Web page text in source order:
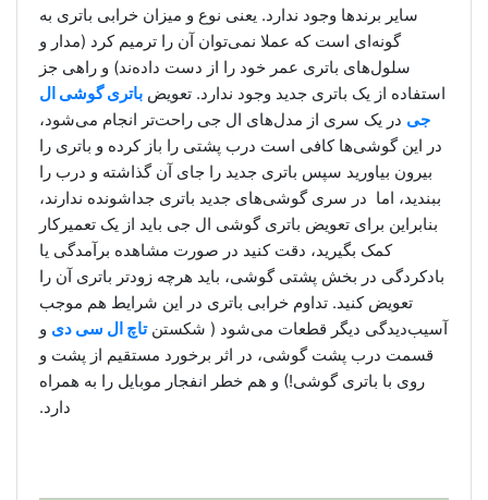
سایر برندها وجود ندارد. یعنی نوع و میزان خرابی باتری به
گونه‌ای است که عملا نمی‌توان آن را ترمیم کرد (مدار و
سلول‌های باتری عمر خود را از دست داده‌ند) و راهی جز
استفاده از یک باتری جدید وجود ندارد. تعویض باتری گوشی ال
جی در یک سری از مدل‌های ال جی راحت‌تر انجام می‌شود،
در این گوشی‌ها کافی است درب پشتی را باز کرده و باتری را
بیرون بیاورید سپس باتری جدید را جای آن گذاشته و درب را
ببندید، اما در سری گوشی‌های جدید باتری جداشونده ندارند،
بنابراین برای تعویض باتری گوشی ال جی باید از یک تعمیرکار
کمک بگیرید، دقت کنید در صورت مشاهده برآمدگی یا
بادکردگی در بخش پشتی گوشی، باید هرچه زودتر باتری آن را
تعویض کنید. تداوم خرابی باتری در این شرایط هم موجب
آسیب‌دیدگی دیگر قطعات می‌شود ( شکستنتاچ ال سی دی و
قسمت درب پشت گوشی، در اثر برخورد مستقیم از پشت و
روی با باتری گوشی!) و هم خطر انفجار موبایل را به همراه
دارد.